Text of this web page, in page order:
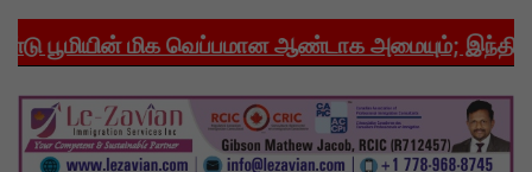
மிக வெப்பமான ஆண்டாக அமையும்;